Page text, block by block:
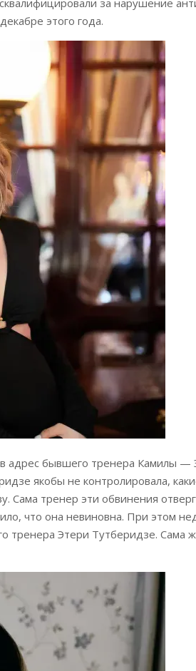
этого года.
адрес бывшего тренера Камилы —
якобы не контролировала,
Сама тренер эти обвинения
что она невиновна. При этом
тренера Этери Тутберидзе. Сама